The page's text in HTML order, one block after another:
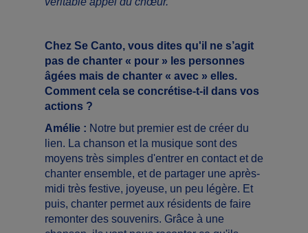
Chez Se Canto, vous dites qu'il ne s’agit
pas de chanter « pour » les personnes
âgées mais de chanter « avec » elles.
Comment cela se concrétise-t-il dans vos
actions ?
Amélie : Notre but premier est de créer du
lien. La chanson et la musique sont des
moyens très simples d'entrer en contact et de
chanter ensemble, et de partager une après-
midi très festive, joyeuse, un peu légère. Et
puis, chanter permet aux résidents de faire
remonter des souvenirs. Grâce à une